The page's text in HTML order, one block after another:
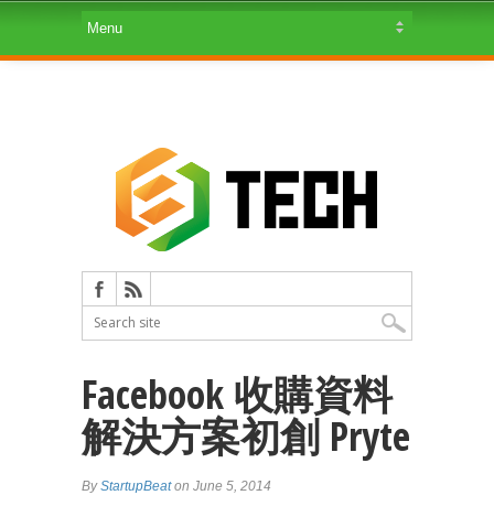
Facebook 收購資料
解決方案初創 Pryte
ByStartupBeaton June 5, 2014